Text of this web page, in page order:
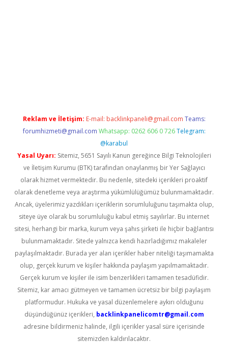
Reklam ve İletişim: E-mail: backlinkpaneli@gmail.com Teams:
forumhizmeti@gmail.com Whatsapp: 0262 606 0 726 Telegram:
@karabul
Yasal Uyarı: Sitemiz, 5651 Sayılı Kanun gereğince Bilgi Teknolojileri
ve İletişim Kurumu (BTK) tarafından onaylanmış bir Yer Sağlayıcı
olarak hizmet vermektedir. Bu nedenle, sitedeki içerikleri proaktif
olarak denetleme veya araştırma yükümlülüğümüz bulunmamaktadır.
Ancak, üyelerimiz yazdıkları içeriklerin sorumluluğunu taşımakta olup,
siteye üye olarak bu sorumluluğu kabul etmiş sayılırlar. Bu internet
sitesi, herhangi bir marka, kurum veya şahıs şirketi ile hiçbir bağlantısı
bulunmamaktadır. Sitede yalnızca kendi hazırladığımız makaleler
paylaşılmaktadır. Burada yer alan içerikler haber niteliği taşımamakta
olup, gerçek kurum ve kişiler hakkında paylaşım yapılmamaktadır.
Gerçek kurum ve kişiler ile isim benzerlikleri tamamen tesadüfidir.
Sitemiz, kar amacı gütmeyen ve tamamen ücretsiz bir bilgi paylaşım
platformudur. Hukuka ve yasal düzenlemelere aykırı olduğunu
düşündüğünüz içerikleri, backlinkpanelicomtr@gmail.com
adresine bildirmeniz halinde, ilgili içerikler yasal süre içerisinde
sitemizden kaldırılacaktır.